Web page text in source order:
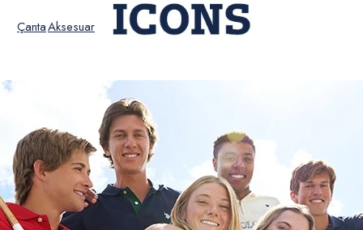
ÇantaAksesuar